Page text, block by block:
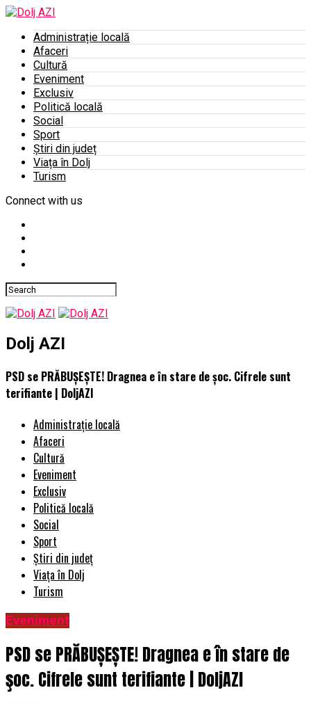
Administrație locală
Afaceri
Cultură
Eveniment
Exclusiv
Politică locală
Social
Sport
Știri din județ
Viața în Dolj
Turism
Connect with us
Dolj AZI
PSD se PRĂBUȘEȘTE! Dragnea e în stare de şoc. Cifrele sunt
terifiante | DoljAZI
Administrație locală
Afaceri
Cultură
Eveniment
Exclusiv
Politică locală
Social
Sport
Știri din județ
Viața în Dolj
Turism
Eveniment
PSD se PRĂBUȘEȘTE! Dragnea e în stare de
şoc. Cifrele sunt terifiante | DoljAZI